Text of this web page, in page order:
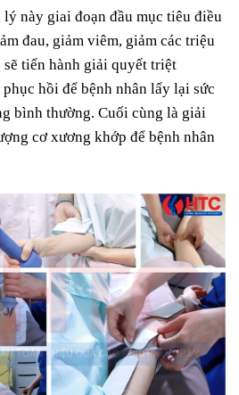
này giai đoạn đầu mục tiêu điều
đau, giảm viêm, giảm các triệu
tiến hành giải quyết triệt
hồi để bệnh nhân lấy lại sức
bình thường. Cuối cùng là giải
cơ xương khớp để bệnh nhân